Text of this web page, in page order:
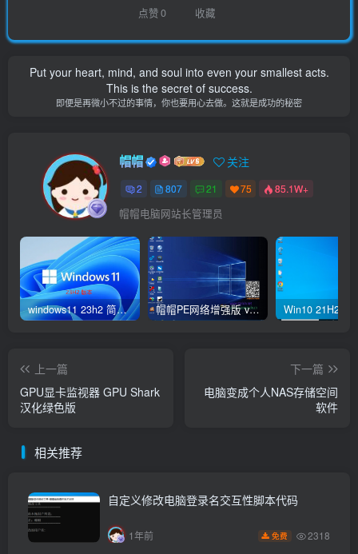
点赞0 收藏
Put your heart, mind, and soul into even your smallest acts.
This is the secret of success.
即便是再微小不过的事情，你也要用心去做。这就是成功的秘密
帽帽 关注
2 807 21 75 85.1W+
帽帽电脑网站长管理员
windows11 23h2 简体中文版64位 正式版 帽帽PE网络增强版 v2.4版本
上一篇
GPU显卡监视器 GPU Shark
汉化绿色版
下一篇
电脑变成个人NAS存储空间
软件
相关推荐
自定义修改电脑登录名交互性脚本代码
1年前 免费 2318